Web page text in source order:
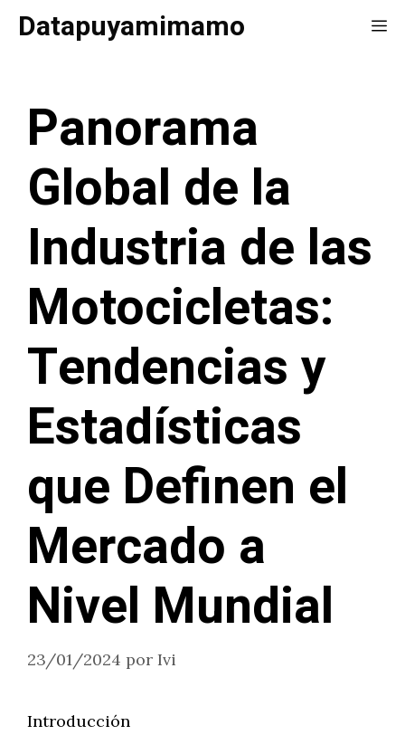
SaltarDatapuyamimamo
Panorama
Global de la
Industria de las
Motocicletas:
Tendencias y
Estadísticas
que Definen el
Mercado a
Nivel Mundial
23/01/2024 por Ivi
Introducción